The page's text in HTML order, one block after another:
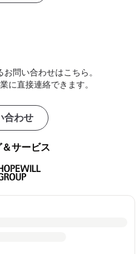
問い合わせはこちら。
に直接連絡できます。
合わせ
サービス